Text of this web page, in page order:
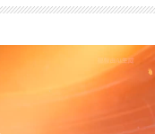
政策服务